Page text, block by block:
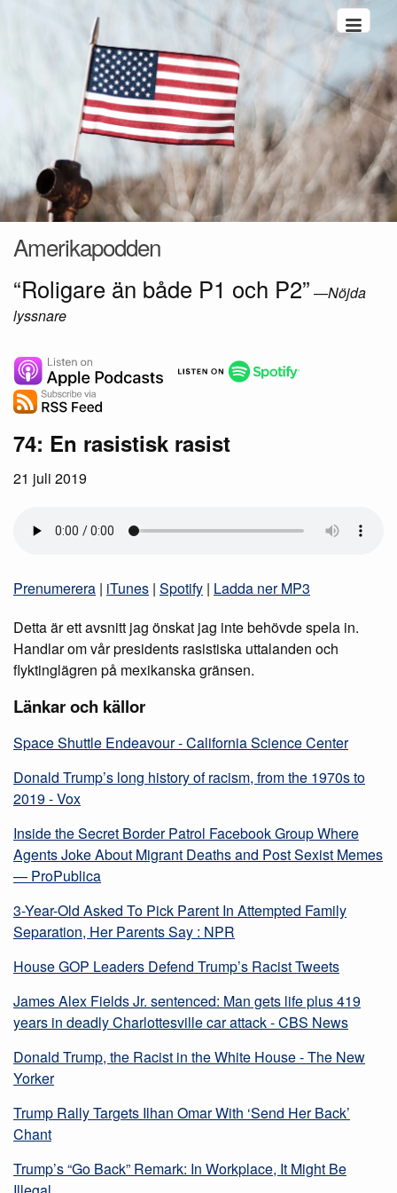
Amerikapodden
“Roligare än både P1 och P2” —Nöjda
lyssnare
74: En rasistisk rasist
21 juli 2019
Prenumerera | iTunes | Spotify | Ladda ner MP3
Detta är ett avsnitt jag önskat jag inte behövde spela in.
Handlar om vår presidents rasistiska uttalanden och
flyktinglägren på mexikanska gränsen.
Länkar och källor
Space Shuttle Endeavour - California Science Center
Donald Trump’s long history of racism, from the 1970s to
2019 - Vox
Inside the Secret Border Patrol Facebook Group Where
Agents Joke About Migrant Deaths and Post Sexist Memes
— ProPublica
3-Year-Old Asked To Pick Parent In Attempted Family
Separation, Her Parents Say : NPR
House GOP Leaders Defend Trump’s Racist Tweets
James Alex Fields Jr. sentenced: Man gets life plus 419
years in deadly Charlottesville car attack - CBS News
Donald Trump, the Racist in the White House - The New
Yorker
Trump Rally Targets Ilhan Omar With ‘Send Her Back’
Chant
Trump’s “Go Back” Remark: In Workplace, It Might Be